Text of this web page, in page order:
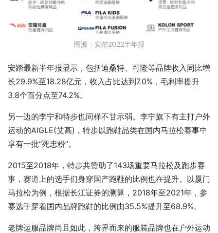
图源：安踏2022半年报
安踏最新半年报显示，包括迪桑特、可隆等品牌收入同比增
长29.9%至18.28亿元，收入占比达到7.0%，毛利率提升
3.8个百分点至74.2%。
另一边的李宁和特步也同样不甘示弱。李宁旗下有主打户外
运动的AIGLE(艾高)，特步以跑鞋品类在国内马拉松赛事中
享有一批“死忠粉”。
2015至2018年，特步共赞助了143场重要马拉松及跑步赛
事，赛道上的选手们身穿国产跑鞋的比例也在提升。以厦门
马拉松为例，根据长江证券的测算，2018年至2021年，参
赛选手穿着国内品牌跑鞋的比例由35.5%提升至68.9%。
老牌运服品牌尚且如此，跨界而来的服装品牌也在户外运动